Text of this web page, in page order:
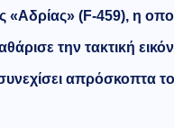
«Αδρίας» (F-459), η
την τακτική
απρόσκοπτα